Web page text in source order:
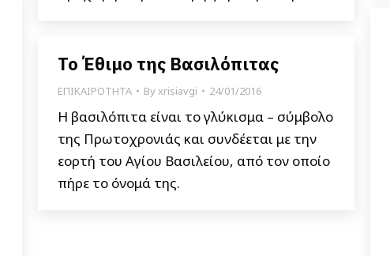
Το Έθιμο της Βασιλόπιτας
ΕΠΙΚΑΙΡΟΤΗΤΑ Byxrisiavgi 24/01/2016
H βασιλόπιτα είναι το γλύκισμα – σύμβολο
της Πρωτοχρονιάς και συνδέεται με την
εορτή του Αγίου Βασιλείου, από τον οποίο
πήρε το όνομά της.